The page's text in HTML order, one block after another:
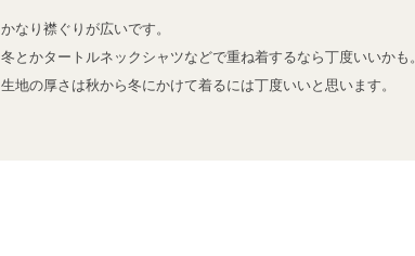
かなり襟ぐりが広いです。
冬とかタートルネックシャツなどで重ね着するなら丁度いいかも。
生地の厚さは秋から冬にかけて着るには丁度いいと思います。